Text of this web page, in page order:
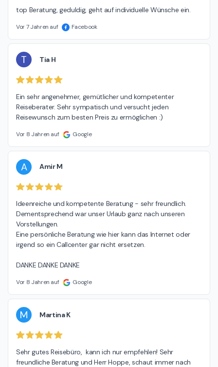
top Beratung, geduldig, geht auf individuelle Wünsche ein.
Vor 7 Jahren auf Facebook
T Tia H
Ein sehr angenehmer, gemütlicher und kompetenter
Reiseberater. Sehr sympatisch und versucht jeden
Reisewunsch zum besten Preis zu ermöglichen :)
Vor 8 Jahren auf Google
A Amir M
Ideenreiche und kompetente Beratung - sehr freundlich.
Dementsprechend war unser Urlaub ganz nach unseren
Vorstellungen.
Eine persönliche Beratung wie hier kann das Internet oder
irgend so ein Callcenter gar nicht ersetzen.
DANKE DANKE DANKE
Vor 8 Jahren auf Google
M Martina K
Sehr gutes Reisebüro,  kann ich nur empfehlen! Sehr
freundliche Beratung und Herr Hoppe, schaut immer nach